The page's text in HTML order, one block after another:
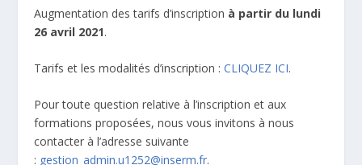
Augmentation des tarifs d’inscription à partir du lundi
26 avril 2021.
Tarifs et les modalités d’inscription :CLIQUEZ ICI.
Pour toute question relative à l’inscription et aux
formations proposées, nous vous invitons à nous
contacter à l’adresse suivante
: gestion_admin.u1252@inserm.fr.